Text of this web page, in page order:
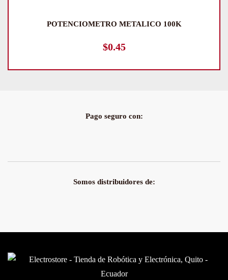
POTENCIOMETRO METALICO 100K
$0.45
Pago seguro con:
Somos distribuidores de: